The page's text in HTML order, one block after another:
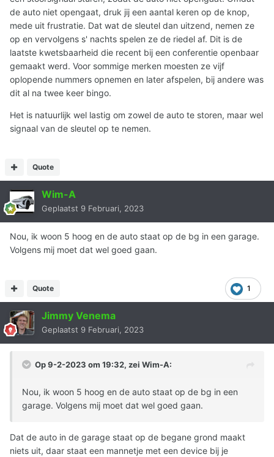
de auto niet opengaat, druk jij een aantal keren op de knop,
mede uit frustratie. Dat wat de sleutel dan uitzend, nemen ze
op en vervolgens s' nachts spelen ze de riedel af. Dit is de
laatste kwetsbaarheid die recent bij een conferentie openbaar
gemaakt werd. Voor sommige merken moesten ze vijf
oplopende nummers opnemen en later afspelen, bij andere was
dit al na twee keer bingo.
Het is natuurlijk wel lastig om zowel de auto te storen, maar wel
signaal van de sleutel op te nemen.
Quote
Wim-A
Geplaatst 9 Februari, 2023
Nou, ik woon 5 hoog en de auto staat op de bg in een garage.
Volgens mij moet dat wel goed gaan.
1
Quote
Jimmy Venema
Geplaatst 9 Februari, 2023
Op 9-2-2023 om 19:32, zei Wim-A:
Nou, ik woon 5 hoog en de auto staat op de bg in een
garage. Volgens mij moet dat wel goed gaan.
Dat de auto in de garage staat op de begane grond maakt
niets uit, daar staat een mannetje met een device bij je